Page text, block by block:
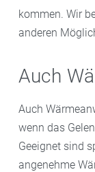
kommen. Wir
anderen
Auch
Auch
wenn das
Geeignet sind
angenehme